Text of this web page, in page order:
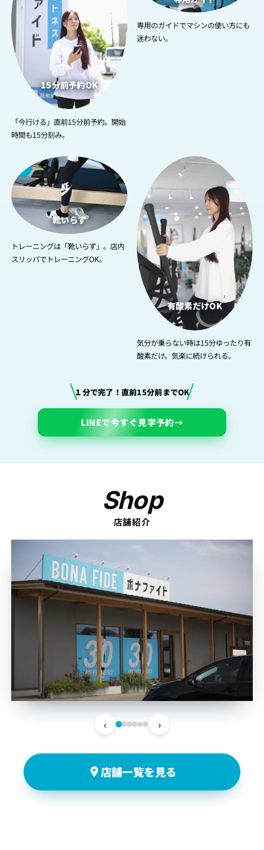
15分前予約OK
「今行ける」直前15分前予約。開始
時間も15分刻み。
専用のガイドでマシンの使い方にも
迷わない。
3
靴いらず
トレーニングは「靴いらず」。店内
スリッパでトレーニングOK。
有酸素だけOK
気分が乗らない時は15分ゆったり有
酸素だけ。気楽に続けられる。
１分で完了！直前15分前までOK
LINEで今すぐ見学予約→
Shop
店舗紹介
‹ ›
店舗一覧を見る